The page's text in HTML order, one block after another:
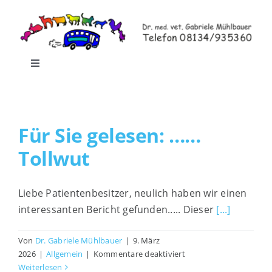
springen
Toggle
Leistungen
Praxis-Shop
Blog
Für Sie gelesen: ……
Tollwut
Liebe Patientenbesitzer, neulich haben wir einen
interessanten Bericht gefunden..... Dieser [...]
Von Dr. Gabriele Mühlbauer | 9. März
2026 | Allgemein | Kommentare deaktiviertfür
Weiterlesen